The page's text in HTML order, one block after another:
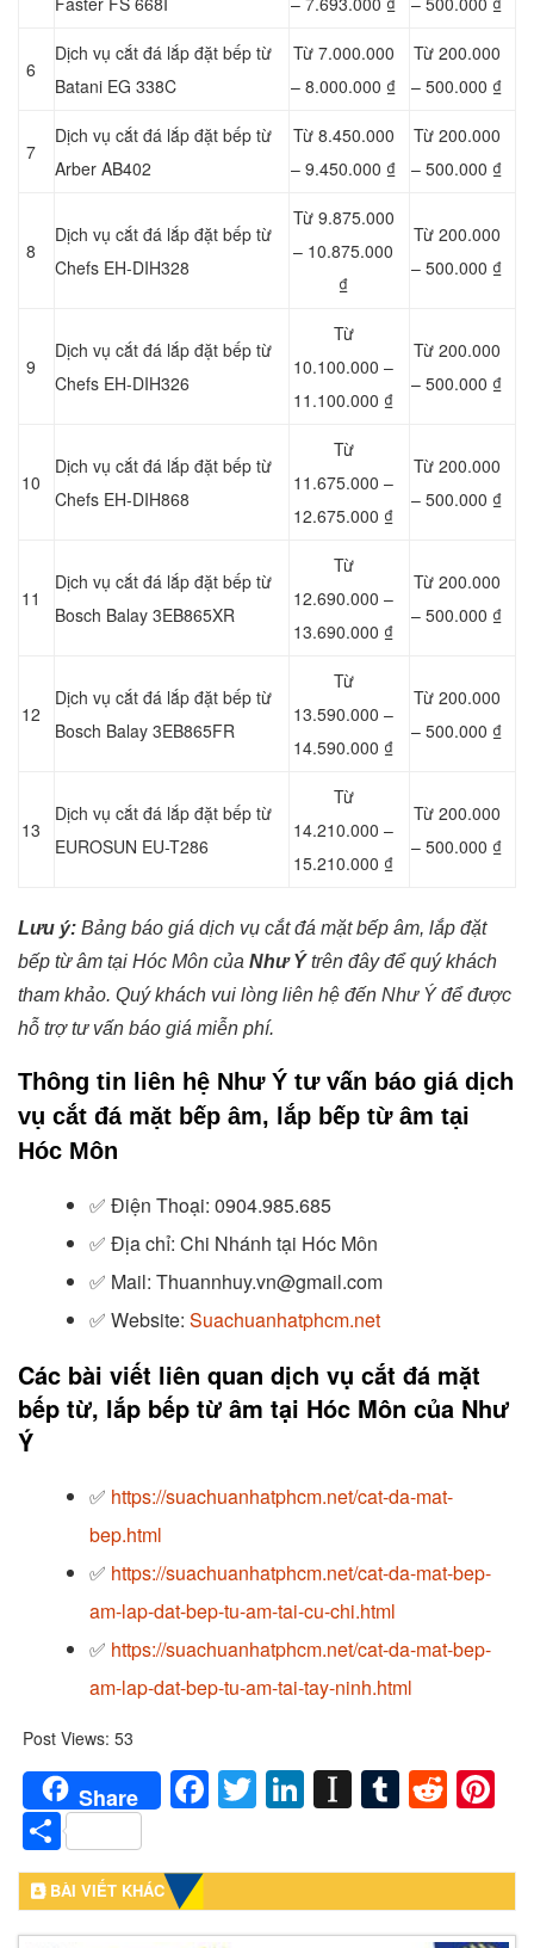
6
Dịch vụ cắt đá lắp đặt bếp từ
Batani EG 338C
Từ 7.000.000
– 8.000.000 ₫
Từ 200.000
– 500.000 ₫
7
Dịch vụ cắt đá lắp đặt bếp từ
Arber AB402
Từ 8.450.000
– 9.450.000 ₫
Từ 200.000
– 500.000 ₫
8
Dịch vụ cắt đá lắp đặt bếp từ
Chefs EH-DIH328
Từ 9.875.000
– 10.875.000
₫
Từ 200.000
– 500.000 ₫
9
Dịch vụ cắt đá lắp đặt bếp từ
Chefs EH-DIH326
Từ
10.100.000 –
11.100.000 ₫
Từ 200.000
– 500.000 ₫
10
Dịch vụ cắt đá lắp đặt bếp từ
Chefs EH-DIH868
Từ
11.675.000 –
12.675.000 ₫
Từ 200.000
– 500.000 ₫
11
Dịch vụ cắt đá lắp đặt bếp từ
Bosch Balay 3EB865XR
Từ
12.690.000 –
13.690.000 ₫
Từ 200.000
– 500.000 ₫
12
Dịch vụ cắt đá lắp đặt bếp từ
Bosch Balay 3EB865FR
Từ
13.590.000 –
14.590.000 ₫
Từ 200.000
– 500.000 ₫
13
Dịch vụ cắt đá lắp đặt bếp từ
EUROSUN EU-T286
Từ
14.210.000 –
15.210.000 ₫
Từ 200.000
– 500.000 ₫
Lưu ý: Bảng báo giá dịch vụ cắt đá mặt bếp âm, lắp đặt
bếp từ âm tại Hóc Môn của Như Ýtrên đây để quý khách
tham khảo. Quý khách vui lòng liên hệ đến Như Ý để được
hỗ trợ tư vấn báo giá miễn phí.
Thông tin liên hệ Như Ý tư vấn báo giá dịch
vụ cắt đá mặt bếp âm, lắp bếp từ âm tại
Hóc Môn
✅ Điện Thoại: 0904.985.685
✅ Địa chỉ: Chi Nhánh tại Hóc Môn
✅ Mail: Thuannhuy.vn@gmail.com
✅ Website: Suachuanhatphcm.net
Các bài viết liên quan dịch vụ cắt đá mặt
bếp từ, lắp bếp từ âm tại Hóc Môn của Như
Ý
✅ https://suachuanhatphcm.net/cat-da-mat-
bep.html
✅ https://suachuanhatphcm.net/cat-da-mat-bep-
am-lap-dat-bep-tu-am-tai-cu-chi.html
✅ https://suachuanhatphcm.net/cat-da-mat-bep-
am-lap-dat-bep-tu-am-tai-tay-ninh.html
Post Views: 53
Share Facebook
Twitter
LinkedIn
Instapaper
Tumblr
Share
BÀI VIẾT KHÁC